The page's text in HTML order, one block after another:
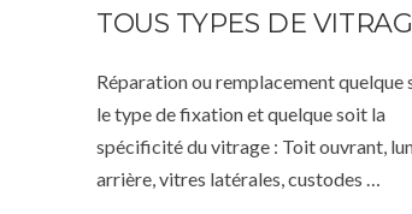
TOUS TYPES DE
Réparation ou remplacement quelque
le type de fixation et quelque soit la
spécificité du vitrage : Toit ouvrant,
arrière, vitres latérales, custodes …